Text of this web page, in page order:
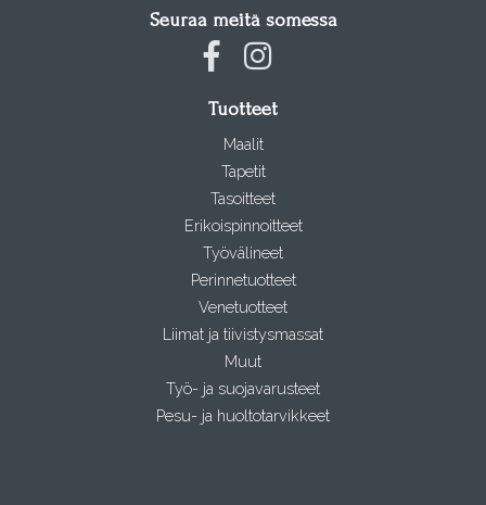
Seuraa meitä somessa
Tuotteet
Maalit
Tapetit
Tasoitteet
Erikoispinnoitteet
Työvälineet
Perinnetuotteet
Venetuotteet
Liimat ja tiivistysmassat
Muut
Työ- ja suojavarusteet
Pesu- ja huoltotarvikkeet